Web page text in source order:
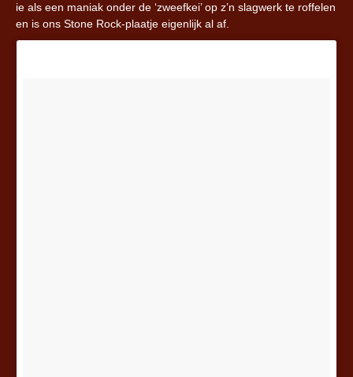
ie als een maniak onder de ‘zweefkei’ op z’n slagwerk te roffelen
en is ons Stone Rock-plaatje eigenlijk al af.